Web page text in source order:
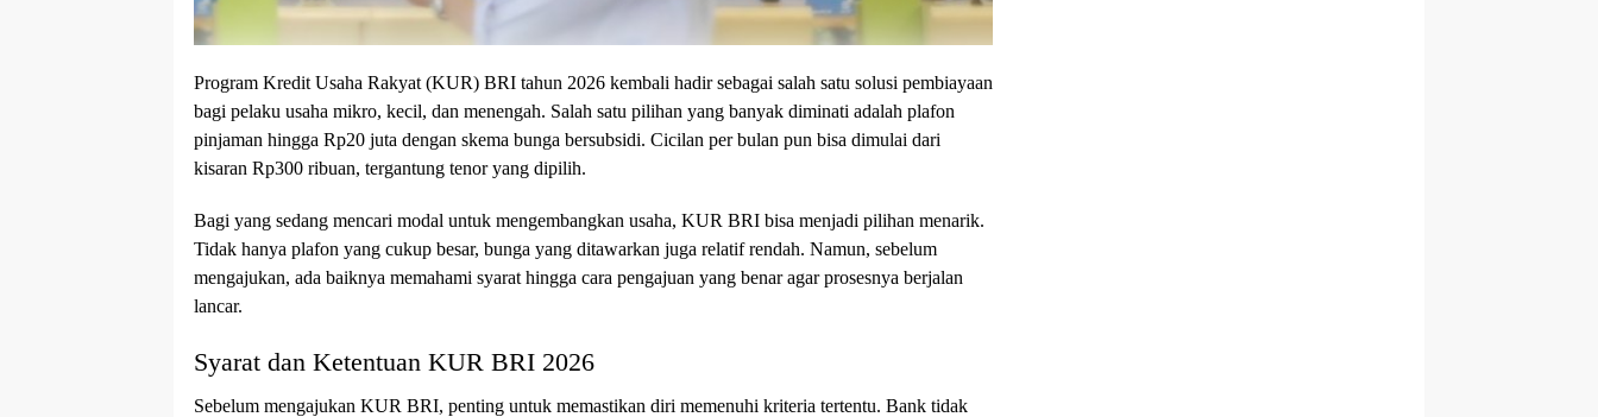
Program Kredit Usaha Rakyat (KUR) BRI tahun 2026 kembali hadir sebagai salah satu solusi pembiayaan
bagi pelaku usaha mikro, kecil, dan menengah. Salah satu pilihan yang banyak diminati adalah plafon
pinjaman hingga Rp20 juta dengan skema bunga bersubsidi. Cicilan per bulan pun bisa dimulai dari
kisaran Rp300 ribuan, tergantung tenor yang dipilih.
Bagi yang sedang mencari modal untuk mengembangkan usaha, KUR BRI bisa menjadi pilihan menarik.
Tidak hanya plafon yang cukup besar, bunga yang ditawarkan juga relatif rendah. Namun, sebelum
mengajukan, ada baiknya memahami syarat hingga cara pengajuan yang benar agar prosesnya berjalan
lancar.
Syarat dan Ketentuan KUR BRI 2026
Sebelum mengajukan KUR BRI, penting untuk memastikan diri memenuhi kriteria tertentu. Bank tidak